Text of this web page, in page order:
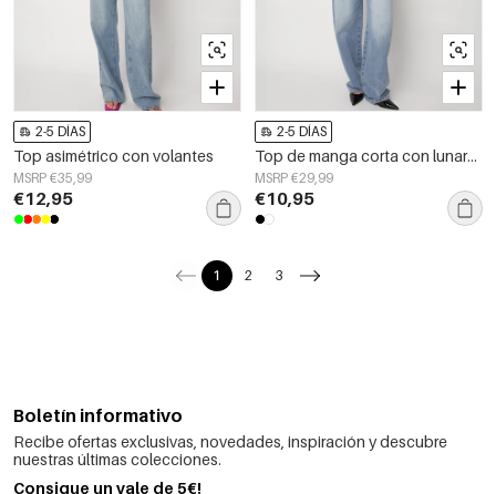
2-5 DÍAS
Top asimétrico con volantes
MSRP €35,99
€12,95
2-5 DÍAS
Top de manga corta con lunares
MSRP €29,99
€10,95
1 2 3
Boletín informativo
Recibe ofertas exclusivas, novedades, inspiración y descubre
nuestras últimas colecciones.
Consigue un vale de 5€!